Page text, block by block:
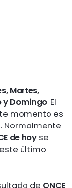
Martes,
y Domingo. El
momento es
Normalmente
de hoyse
último
de ONCE